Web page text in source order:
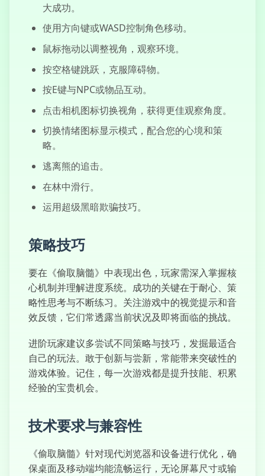
灌篮高手
大成功。
使用方向键或WASD控制角色移动。
鼠标拖动以调整视角，观察环境。
按空格键跳跃，克服障碍物。
按E键与NPC或物品互动。
点击相机图标切换视角，获得更佳观察角度。
切换情绪图标显示模式，配合您的心境和策
略。
逃离熊的追击。
在林中滑行。
运用超级黑暗欺骗技巧。
策略技巧
要在《偷取脑髓》中表现出色，玩家需深入掌握核
心机制并理解进度系统。成功的关键在于耐心、策
略性思考与不断练习。关注游戏中的视觉提示和音
效反馈，它们常透露当前状况及即将面临的挑战。
进阶玩家建议多尝试不同策略与技巧，发掘最适合
自己的玩法。敢于创新与尝新，常能带来突破性的
游戏体验。记住，每一次游戏都是提升技能、积累
经验的宝贵机会。
技术要求与兼容性
《偷取脑髓》针对现代浏览器和设备进行优化，确
保桌面及移动端均能流畅运行，无论屏幕尺寸或输